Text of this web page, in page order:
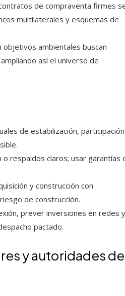
de compraventa firmes
multilaterales y esquemas de
ambientales buscan
así el universo de
de estabilización, participación
respaldos claros; usar garantías
y construcción con
de construcción.
prever inversiones en redes y
pactado.
y autoridades de